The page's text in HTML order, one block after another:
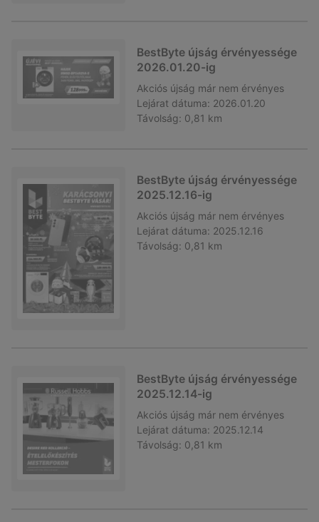
BestByte újság érvényessége
2026.01.20-ig
Akciós újság már nem érvényes
Lejárat dátuma: 2026.01.20
Távolság: 0,81 km
BestByte újság érvényessége
2025.12.16-ig
Akciós újság már nem érvényes
Lejárat dátuma: 2025.12.16
Távolság: 0,81 km
BestByte újság érvényessége
2025.12.14-ig
Akciós újság már nem érvényes
Lejárat dátuma: 2025.12.14
Távolság: 0,81 km